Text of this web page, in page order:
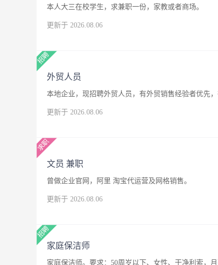
本人大三在校学生，求兼职一份，家教或者商场。
更新于 2026.08.06
外贸人员
本地企业，现招聘外贸人员，有外贸销售经验者优先
更新于 2026.08.06
文员 兼职
曾做企业官网，阿里 淘宝代运营及网格销售。
更新于 2026.08.06
家庭保洁师
家庭保洁师。要求：50周岁以下、女性、干净利索，